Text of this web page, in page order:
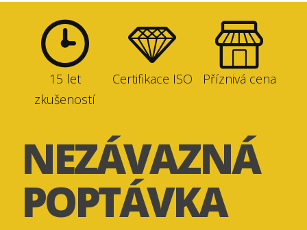
15 let
zkušeností
Certifikace ISO Příznivá cena
NEZÁVAZNÁ
POPTÁVKA